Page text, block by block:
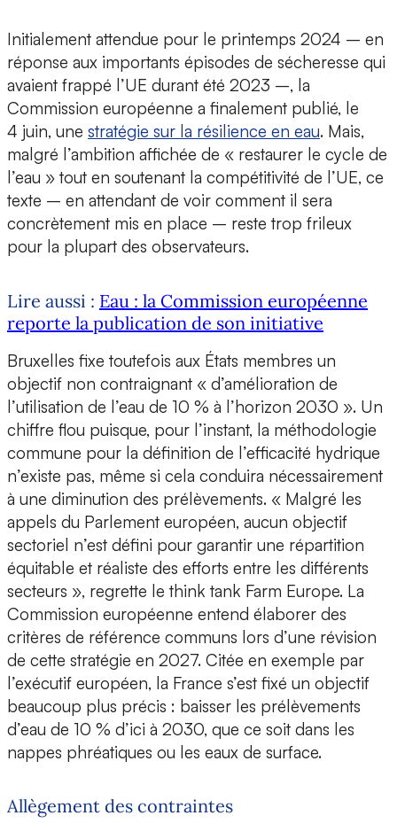
Initialement attendue pour le printemps 2024 – en
réponse aux importants épisodes de sécheresse qui
avaient frappé l’UE durant été 2023 –, la
Commission européenne a finalement publié, le
4 juin, une stratégie sur la résilience en eau. Mais,
malgré l’ambition affichée de « restaurer le cycle de
l’eau » tout en soutenant la compétitivité de l’UE, ce
texte – en attendant de voir comment il sera
concrètement mis en place – reste trop frileux
pour la plupart des observateurs.
Lire aussi : Eau : la Commission européenne
reporte la publication de son initiative
Bruxelles fixe toutefois aux États membres un
objectif non contraignant « d’amélioration de
l’utilisation de l’eau de 10 % à l’horizon 2030 ». Un
chiffre flou puisque, pour l’instant, la méthodologie
commune pour la définition de l’efficacité hydrique
n’existe pas, même si cela conduira nécessairement
à une diminution des prélèvements. « Malgré les
appels du Parlement européen, aucun objectif
sectoriel n’est défini pour garantir une répartition
équitable et réaliste des efforts entre les différents
secteurs », regrette le think tank Farm Europe. La
Commission européenne entend élaborer des
critères de référence communs lors d’une révision
de cette stratégie en 2027. Citée en exemple par
l’exécutif européen, la France s’est fixé un objectif
beaucoup plus précis : baisser les prélèvements
d’eau de 10 % d’ici à 2030, que ce soit dans les
nappes phréatiques ou les eaux de surface.
Allègement des contraintes